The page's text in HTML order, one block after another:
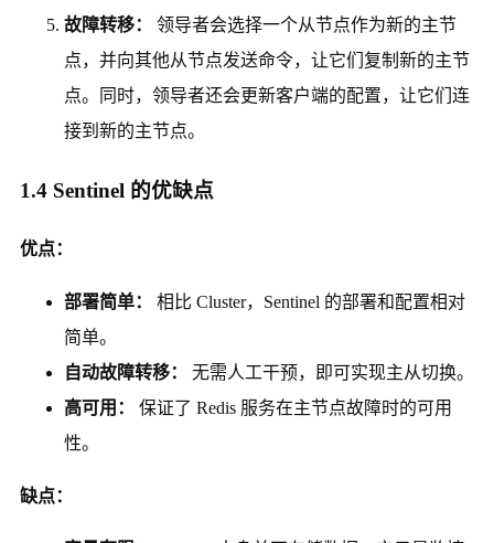
故障转移：
领导者会选择一个从节点作为新的主节
点，并向其他从节点发送命令，让它们复制新的主节
点。同时，领导者还会更新客户端的配置，让它们连
接到新的主节点。
1.4 Sentinel 的优缺点
优点：
部署简单：
相比 Cluster，Sentinel 的部署和配置相对
简单。
自动故障转移：
无需人工干预，即可实现主从切换。
高可用：
保证了 Redis 服务在主节点故障时的可用
性。
缺点：